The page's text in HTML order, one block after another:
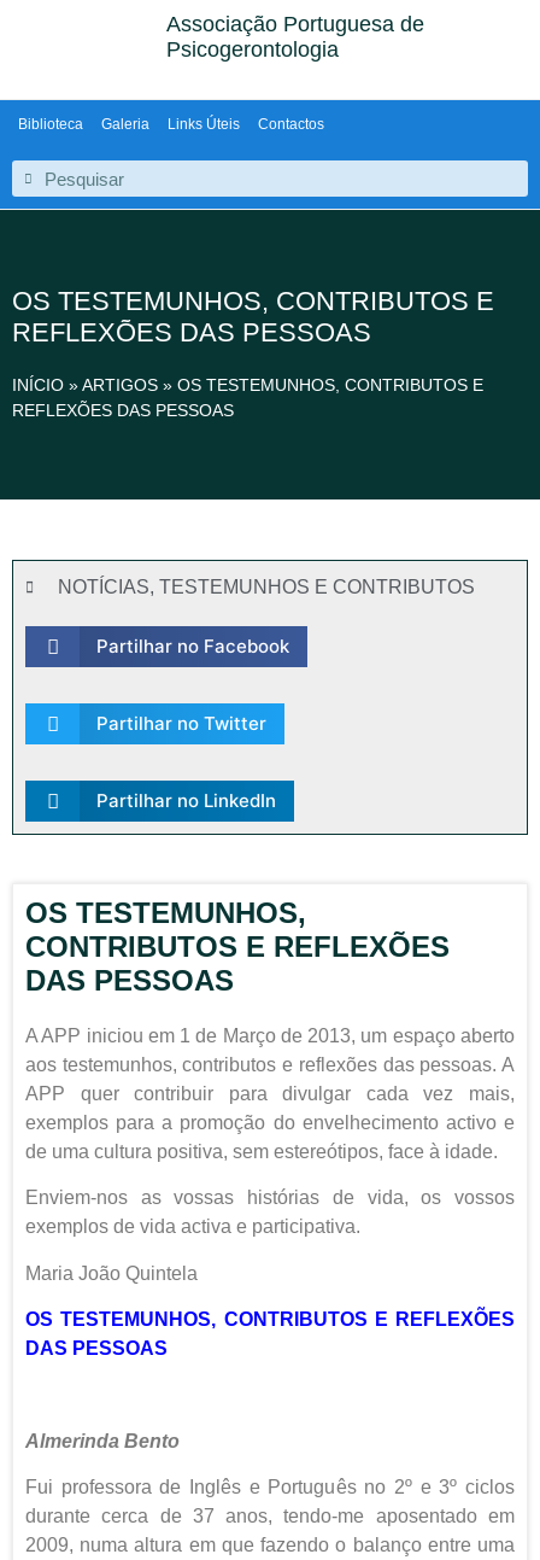
Associação Portuguesa de
Psicogerontologia
Biblioteca Galeria Links Úteis Contactos
OS TESTEMUNHOS, CONTRIBUTOS E
REFLEXÕES DAS PESSOAS
INÍCIO »ARTIGOS » OS TESTEMUNHOS, CONTRIBUTOS E
REFLEXÕES DAS PESSOAS
NOTÍCIAS, TESTEMUNHOS E CONTRIBUTOS
Partilhar no Facebook
Partilhar no Twitter
Partilhar no LinkedIn
OS TESTEMUNHOS,
CONTRIBUTOS E REFLEXÕES
DAS PESSOAS
A APP iniciou em 1 de Março de 2013, um espaço aberto
aos testemunhos, contributos e reflexões das pessoas. A
APP quer contribuir para divulgar cada vez mais,
exemplos para a promoção do envelhecimento activo e
de uma cultura positiva, sem estereótipos, face à idade.
Enviem-nos as vossas histórias de vida, os vossos
exemplos de vida activa e participativa.
Maria João Quintela
OS TESTEMUNHOS, CONTRIBUTOS E REFLEXÕES
DAS PESSOAS
Almerinda Bento
Fui professora de Inglês e Português no 2º e 3º ciclos
durante cerca de 37 anos, tendo-me aposentado em
2009, numa altura em que fazendo o balanço entre uma